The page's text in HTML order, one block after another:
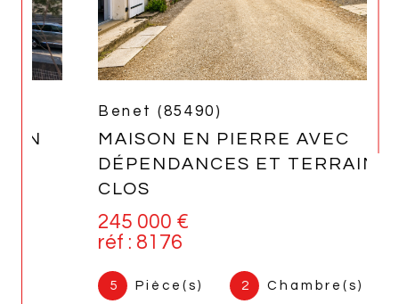
Benet (85490)
MAISON EN PIERRE AVEC
DÉPENDANCES ET TERRAIN
245 000 €
réf : 8176
Pièce(s) 2 Chambre(s)